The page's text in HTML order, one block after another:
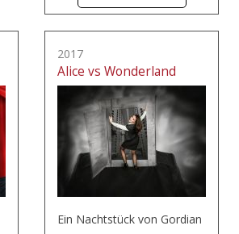
2017
Alice vs Wonderland
Ein Nachtstück von Gordian